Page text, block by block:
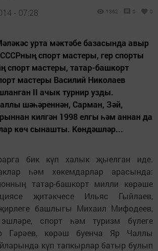
- 07:28 1362 0 0
урта мәктәбе базасында авыр
спорт мастеры, гер спорты
спорт мастеры, татар-башкорт
мастеры Василий Николаев
II ачык турнир узды.
шәһәреннән, Сарман, Зәй,
килгән 1998 елгы һәм аннан да
көч сынашты. Көндәшләр...
бик күп халык җыелган иде.
һәм хөкемдарлар арасында:
татар-башкорт милли көрәше
җитәкчесе Ильяс Гыйлаев,
башлыгы Михаил Мифодеев,
спорт һәм туризм бүлеге
Гәрәев, көрәш буенча Яр Чаллы
күп тапкырлар батыр булып